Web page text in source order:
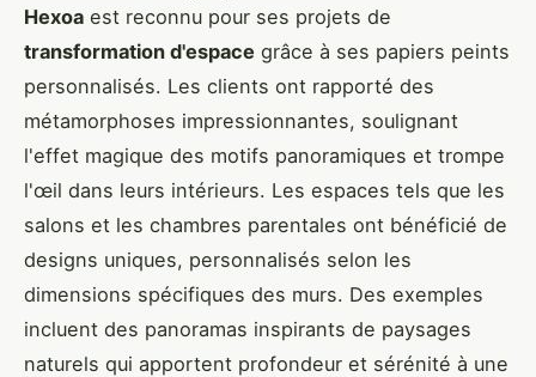
Hexoa est reconnu pour ses projets de
transformation d'espace grâce à ses papiers peints
personnalisés. Les clients ont rapporté des
métamorphoses impressionnantes, soulignant
l'effet magique des motifs panoramiques et trompe
l'œil dans leurs intérieurs. Les espaces tels que les
salons et les chambres parentales ont bénéficié de
designs uniques, personnalisés selon les
dimensions spécifiques des murs. Des exemples
incluent des panoramas inspirants de paysages
naturels qui apportent profondeur et sérénité à une